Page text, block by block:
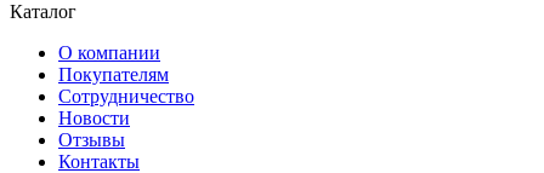
Каталог
О компании
Покупателям
Сотрудничество
Новости
Отзывы
Контакты